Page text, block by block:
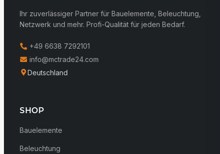
Ihr zuverlässiger Partner für Bauelemente, Beleuchtung,
Netzwerk und mehr. Profi-Qualität für jeden Bedarf.
+49 6638 7292101
info@mctrade24.com
Deutschland
SHOP
Bauelemente
Beleuchtung